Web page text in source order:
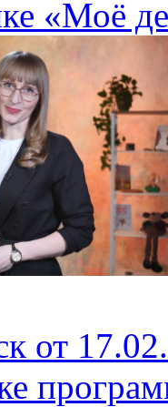
«Моё
от